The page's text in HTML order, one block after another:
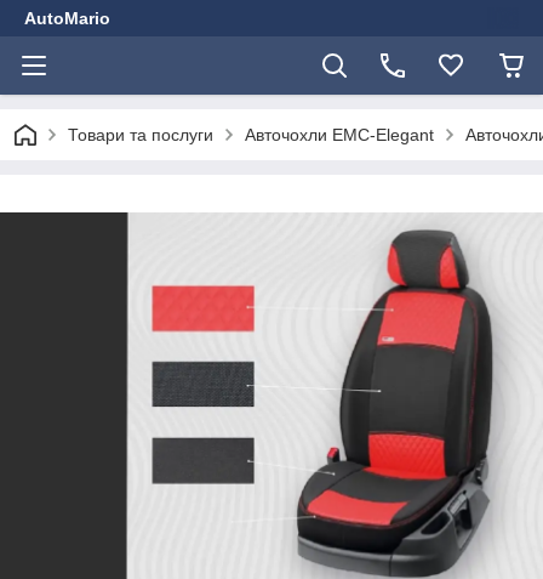
AutoMario
Товари та послуги Авточохли EMC-Elegant